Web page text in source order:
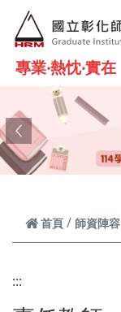
跳到主要內容
專業‧熱忱‧實在
Previous
首頁 師資陣容
:::